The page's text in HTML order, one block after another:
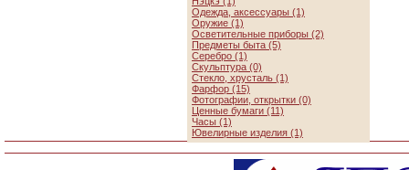
Одежда, аксессуары (1)
Оружие (1)
Осветительные приборы (2)
Предметы быта (5)
Серебро (1)
Скульптура (0)
Стекло, хрусталь (1)
Фарфор (15)
Фотографии, открытки (0)
Ценные бумаги (11)
Часы (1)
Ювелирные изделия (1)